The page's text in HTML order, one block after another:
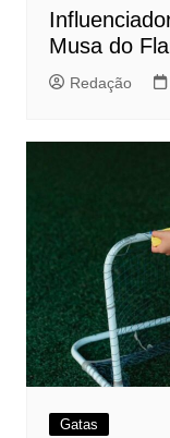
Musa do
Redação
Gatas